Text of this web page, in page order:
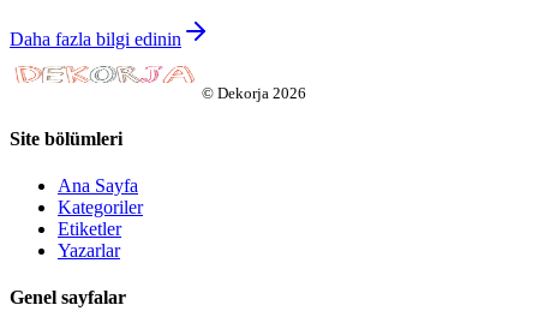
Daha fazla bilgi edinin
© Dekorja 2026
Site bölümleri
Ana Sayfa
Kategoriler
Etiketler
Yazarlar
Genel sayfalar